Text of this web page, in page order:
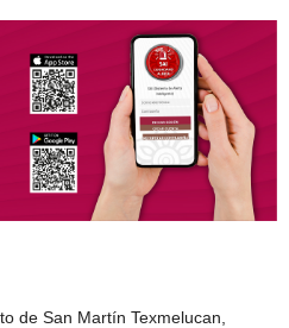
de San Martín Texmelucan,